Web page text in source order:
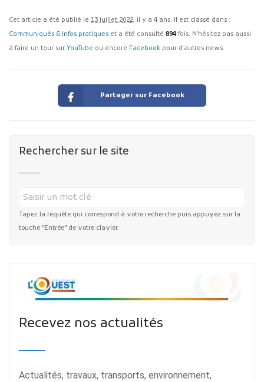
Cet article a été publié le 13 juillet 2022, il y a 4 ans. Il est classé dans :
Communiqués & infos pratiques et a été consulté 894 fois. N'hésitez pas aussi
à faire un tour sur YouTube ou encore Facebook pour d'autres news.
Partager sur Facebook
Rechercher sur le site
Tapez la requête qui correspond à votre recherche puis appuyez sur la
touche "Entrée" de votre clavier.
Recevez nos actualités
Actualités, travaux, transports, environnement,